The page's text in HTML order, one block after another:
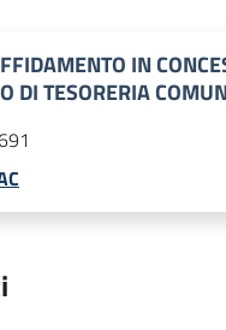
IN
DI TESORERIA